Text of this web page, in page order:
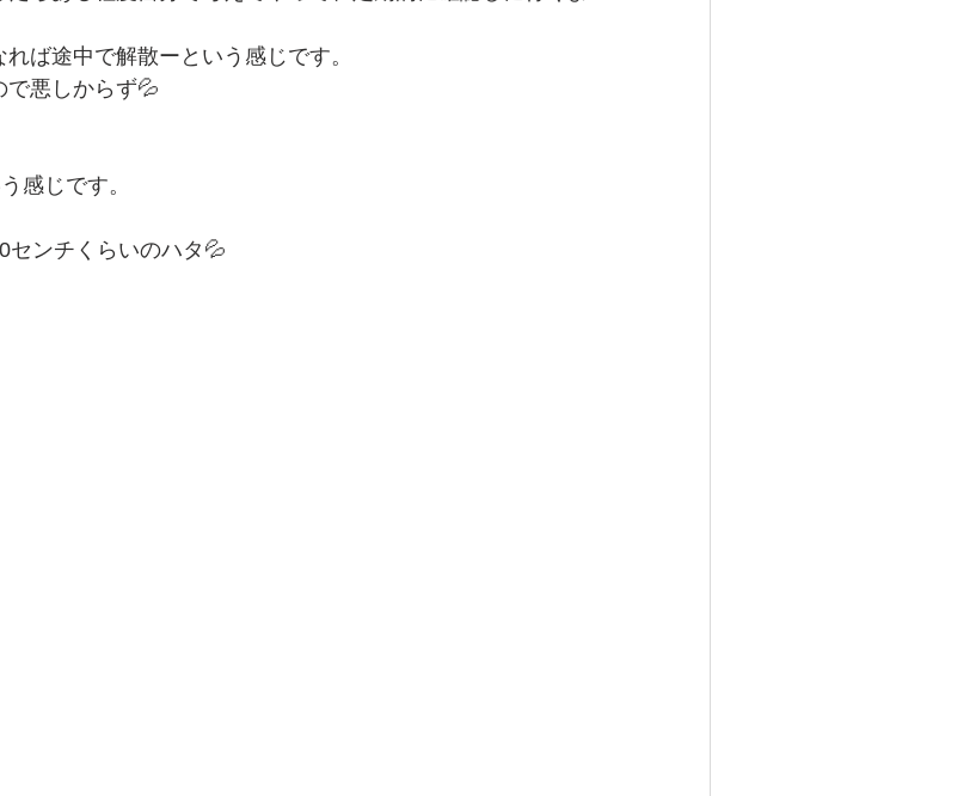
ば途中で解散ーという感じです。
で悪しからず💦
感じです。
センチくらいのハタ💦